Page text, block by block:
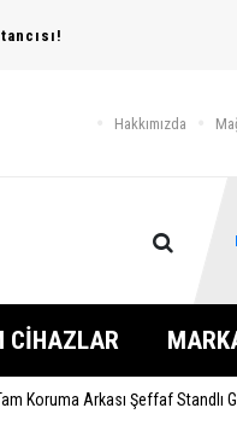
Hakkımızda
CİHAZLAR
Koruma Arkası Şeffaf Standlı